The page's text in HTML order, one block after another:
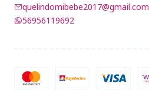
quelindomibebe2017@gmail.com
56956119692